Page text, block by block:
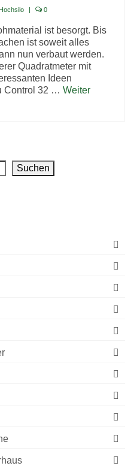
| 0
ist besorgt. Bis
ist soweit alles
nun verbaut werden.
Quadratmeter mit
Ideen
Control 32 … Weiter
Suchen